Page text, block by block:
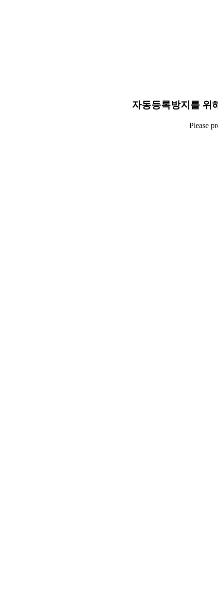
자동등록방지를 위
Please